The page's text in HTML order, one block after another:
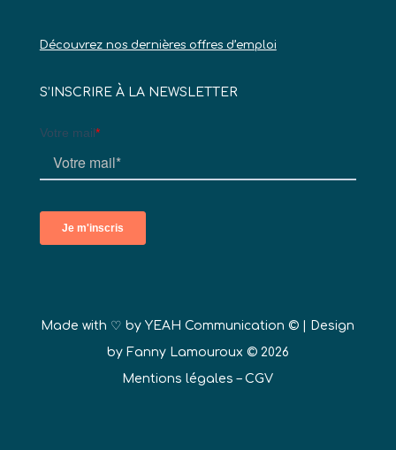
Découvrez nos dernières offres d’emploi
S’INSCRIRE À LA NEWSLETTER
Made with ♡ byYEAH Communication © | Design
by Fanny Lamouroux © 2026
Mentions légales –CGV